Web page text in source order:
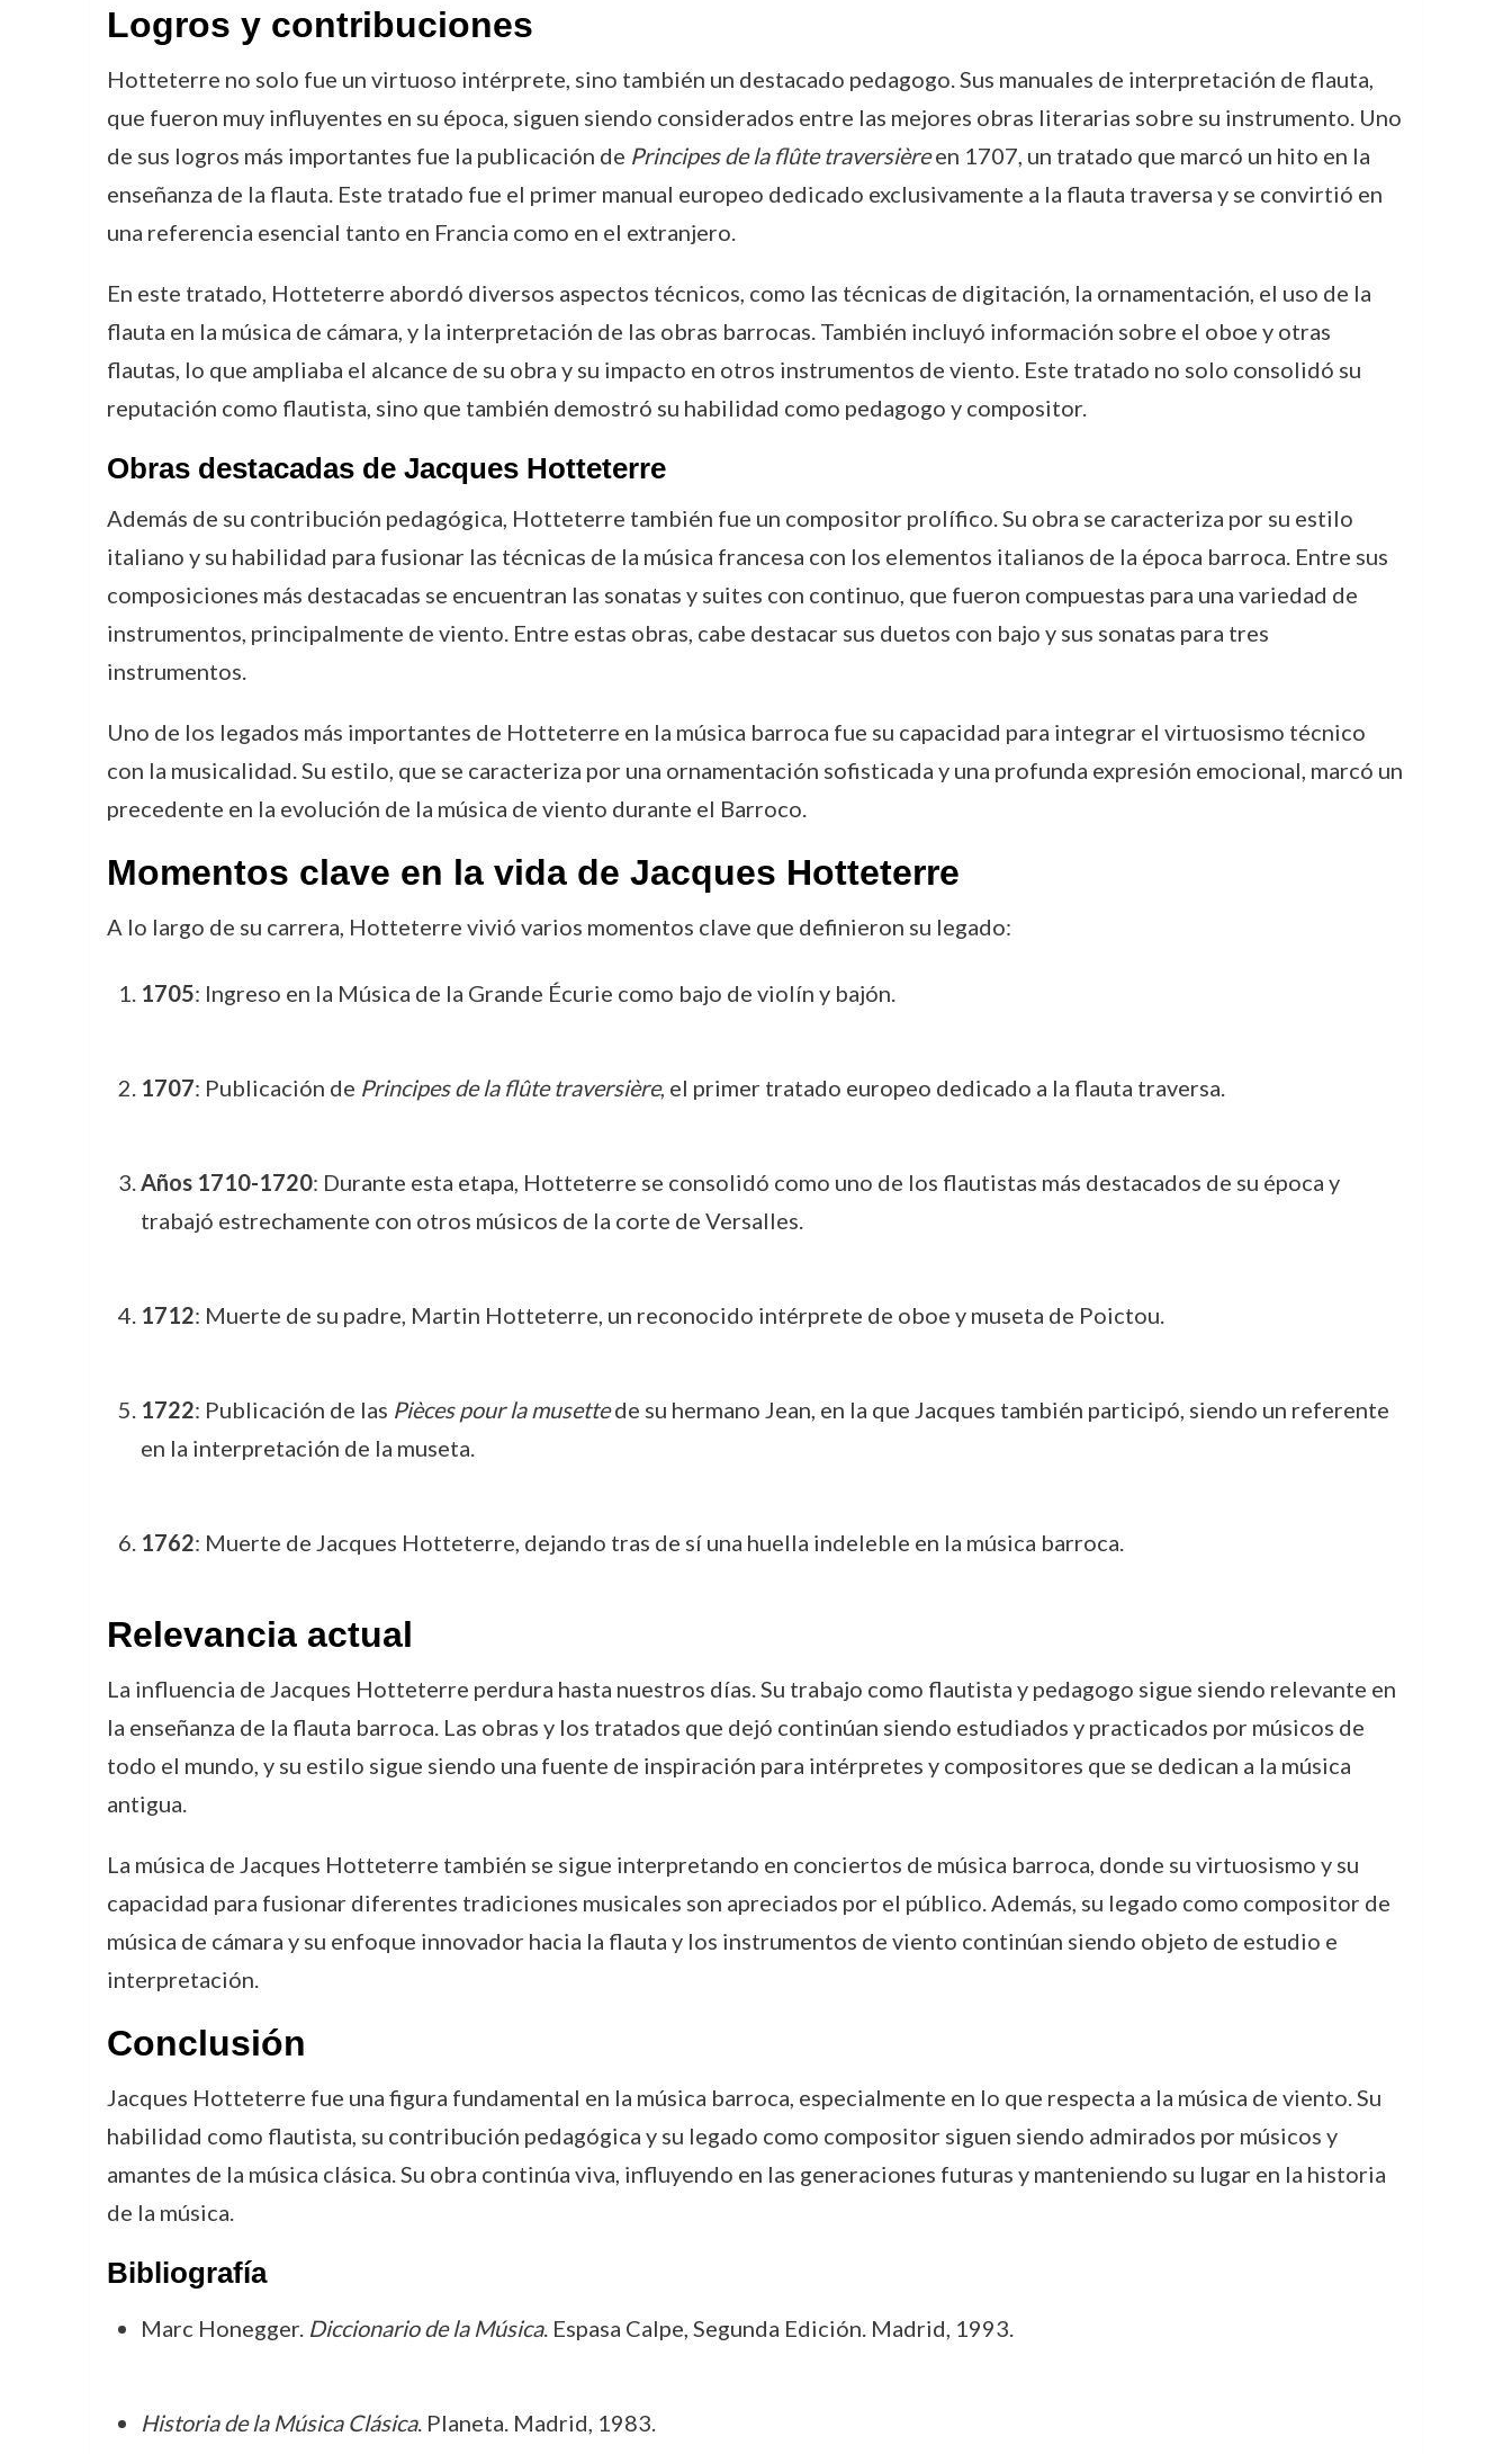
Logros y contribuciones
Hotteterre no solo fue un virtuoso intérprete, sino también un destacado pedagogo. Sus manuales de interpretación de flauta,
que fueron muy influyentes en su época, siguen siendo considerados entre las mejores obras literarias sobre su instrumento. Uno
de sus logros más importantes fue la publicación de Principes de la flûte traversièreen 1707, un tratado que marcó un hito en la
enseñanza de la flauta. Este tratado fue el primer manual europeo dedicado exclusivamente a la flauta traversa y se convirtió en
una referencia esencial tanto en Francia como en el extranjero.
En este tratado, Hotteterre abordó diversos aspectos técnicos, como las técnicas de digitación, la ornamentación, el uso de la
flauta en la música de cámara, y la interpretación de las obras barrocas. También incluyó información sobre el oboe y otras
flautas, lo que ampliaba el alcance de su obra y su impacto en otros instrumentos de viento. Este tratado no solo consolidó su
reputación como flautista, sino que también demostró su habilidad como pedagogo y compositor.
Obras destacadas de Jacques Hotteterre
Además de su contribución pedagógica, Hotteterre también fue un compositor prolífico. Su obra se caracteriza por su estilo
italiano y su habilidad para fusionar las técnicas de la música francesa con los elementos italianos de la época barroca. Entre sus
composiciones más destacadas se encuentran las sonatas y suites con continuo, que fueron compuestas para una variedad de
instrumentos, principalmente de viento. Entre estas obras, cabe destacar sus duetos con bajo y sus sonatas para tres
instrumentos.
Uno de los legados más importantes de Hotteterre en la música barroca fue su capacidad para integrar el virtuosismo técnico
con la musicalidad. Su estilo, que se caracteriza por una ornamentación sofisticada y una profunda expresión emocional, marcó un
precedente en la evolución de la música de viento durante el Barroco.
Momentos clave en la vida de Jacques Hotteterre
A lo largo de su carrera, Hotteterre vivió varios momentos clave que definieron su legado:
1705: Ingreso en la Música de la Grande Écurie como bajo de violín y bajón.
1707: Publicación de Principes de la flûte traversière, el primer tratado europeo dedicado a la flauta traversa.
Años 1710-1720: Durante esta etapa, Hotteterre se consolidó como uno de los flautistas más destacados de su época y
trabajó estrechamente con otros músicos de la corte de Versalles.
1712: Muerte de su padre, Martin Hotteterre, un reconocido intérprete de oboe y museta de Poictou.
1722: Publicación de las Pièces pour la musettede su hermano Jean, en la que Jacques también participó, siendo un referente
en la interpretación de la museta.
1762: Muerte de Jacques Hotteterre, dejando tras de sí una huella indeleble en la música barroca.
Relevancia actual
La influencia de Jacques Hotteterre perdura hasta nuestros días. Su trabajo como flautista y pedagogo sigue siendo relevante en
la enseñanza de la flauta barroca. Las obras y los tratados que dejó continúan siendo estudiados y practicados por músicos de
todo el mundo, y su estilo sigue siendo una fuente de inspiración para intérpretes y compositores que se dedican a la música
antigua.
La música de Jacques Hotteterre también se sigue interpretando en conciertos de música barroca, donde su virtuosismo y su
capacidad para fusionar diferentes tradiciones musicales son apreciados por el público. Además, su legado como compositor de
música de cámara y su enfoque innovador hacia la flauta y los instrumentos de viento continúan siendo objeto de estudio e
interpretación.
Conclusión
Jacques Hotteterre fue una figura fundamental en la música barroca, especialmente en lo que respecta a la música de viento. Su
habilidad como flautista, su contribución pedagógica y su legado como compositor siguen siendo admirados por músicos y
amantes de la música clásica. Su obra continúa viva, influyendo en las generaciones futuras y manteniendo su lugar en la historia
de la música.
Bibliografía
Marc Honegger. Diccionario de la Música. Espasa Calpe, Segunda Edición. Madrid, 1993.
Historia de la Música Clásica. Planeta. Madrid, 1983.